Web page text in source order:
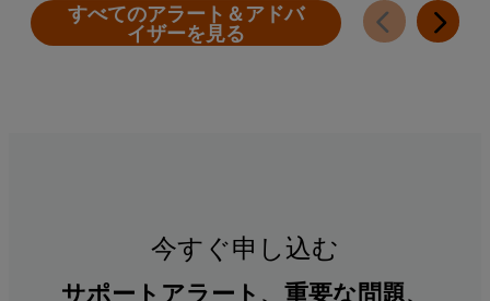
すべてのアラート＆アドバ
イザーを見る
今すぐ申し込む
サポートアラート、重要な問題、